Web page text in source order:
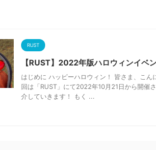
RUST
【RUST】2022年版ハロウィンイベ
はじめに ハッピーハロウィン！ 皆さま、こ
回は「RUST」にて2022年10月21日から開催
介していきます！ もく ...